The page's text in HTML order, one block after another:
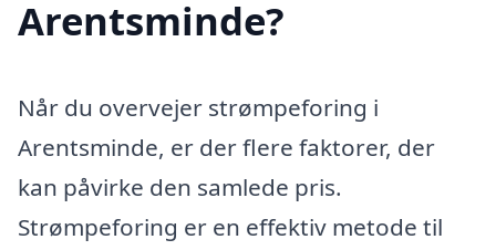
Arentsminde?
Når du overvejer strømpeforing i
Arentsminde, er der flere faktorer, der
kan påvirke den samlede pris.
Strømpeforing er en effektiv metode til